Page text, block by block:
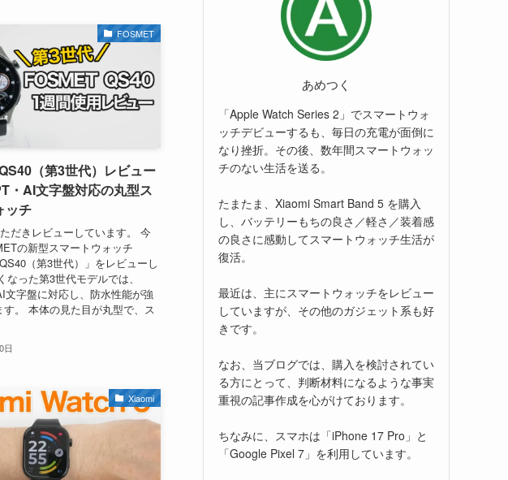
FOSMET
（第3世代）レビュー
・AI文字盤対応の丸型ス
ッチ
だきレビューしています。 今
の新型スマートウォッチ
（第3世代）」をレビューし
なった第3世代モデルでは、
文字盤に対応し、防水性能が強
す。 本体の見た目が丸型で、ス
日
Xiaomi
あめつく
「Apple Watch Series 2」でスマートウォ
ッチデビューするも、毎日の充電が面倒に
なり挫折。その後、数年間スマートウォッ
チのない生活を送る。
たまたま、Xiaomi Smart Band 5 を購入
し、バッテリーもちの良さ／軽さ／装着感
の良さに感動してスマートウォッチ生活が
復活。
最近は、主にスマートウォッチをレビュー
していますが、その他のガジェット系も好
きです。
なお、当ブログでは、購入を検討されてい
る方にとって、判断材料になるような事実
重視の記事作成を心がけております。
ちなみに、スマホは「iPhone 17 Pro」と
「Google Pixel 7」を利用しています。